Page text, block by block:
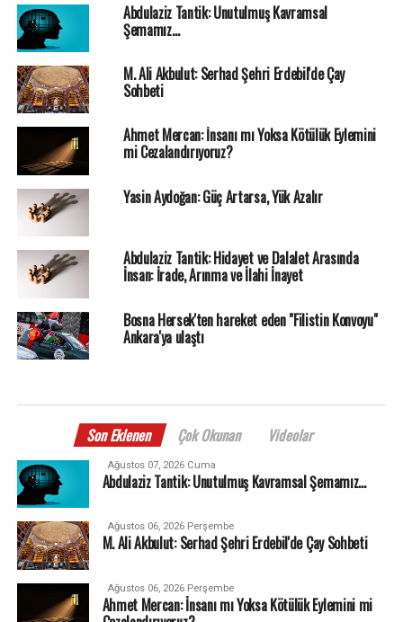
Abdulaziz Tantik: Unutulmuş Kavramsal
Şemamız…
M. Ali Akbulut: Serhad Şehri Erdebil'de Çay
Sohbeti
Ahmet Mercan: İnsanı mı Yoksa Kötülük Eylemini
mi Cezalandırıyoruz?
Yasin Aydoğan: Güç Artarsa, Yük Azalır
Abdulaziz Tantik: Hidayet ve Dalalet Arasında
İnsan: İrade, Arınma ve İlahi İnayet
Bosna Hersek'ten hareket eden "Filistin Konvoyu"
Ankara'ya ulaştı
Son Eklenen Çok Okunan Videolar
Ağustos 07, 2026 Cuma
Abdulaziz Tantik: Unutulmuş Kavramsal Şemamız…
Ağustos 06, 2026 Perşembe
M. Ali Akbulut: Serhad Şehri Erdebil'de Çay Sohbeti
Ağustos 06, 2026 Perşembe
Ahmet Mercan: İnsanı mı Yoksa Kötülük Eylemini mi